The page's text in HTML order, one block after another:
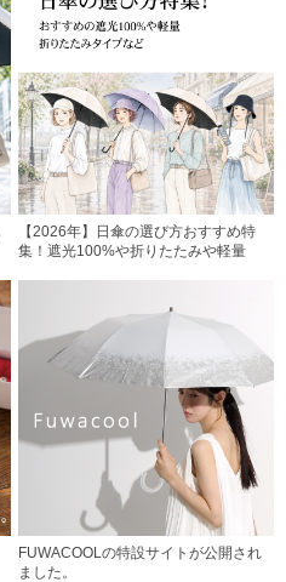
【2026年】日傘の選び方おすすめ特
集！遮光100%や折りたたみや軽量
FUWACOOLの特設サイトが公開され
ました。